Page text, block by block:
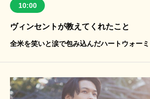
10:00
ヴィンセントが教えてくれたこと
全米を笑いと涙で包み込んだハートウォー